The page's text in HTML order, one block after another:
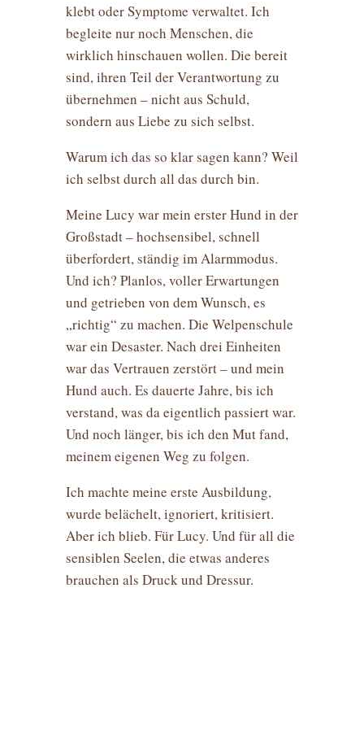
klebt oder Symptome verwaltet. Ich
begleite nur noch Menschen, die
wirklich hinschauen wollen. Die bereit
sind, ihren Teil der Verantwortung zu
übernehmen – nicht aus Schuld,
sondern aus Liebe zu sich selbst.
Warum ich das so klar sagen kann? Weil
ich selbst durch all das durch bin.
Meine Lucy war mein erster Hund in der
Großstadt – hochsensibel, schnell
überfordert, ständig im Alarmmodus.
Und ich? Planlos, voller Erwartungen
und getrieben von dem Wunsch, es
„richtig“ zu machen. Die Welpenschule
war ein Desaster. Nach drei Einheiten
war das Vertrauen zerstört – und mein
Hund auch. Es dauerte Jahre, bis ich
verstand, was da eigentlich passiert war.
Und noch länger, bis ich den Mut fand,
meinem eigenen Weg zu folgen.
Ich machte meine erste Ausbildung,
wurde belächelt, ignoriert, kritisiert.
Aber ich blieb. Für Lucy. Und für all die
sensiblen Seelen, die etwas anderes
brauchen als Druck und Dressur.